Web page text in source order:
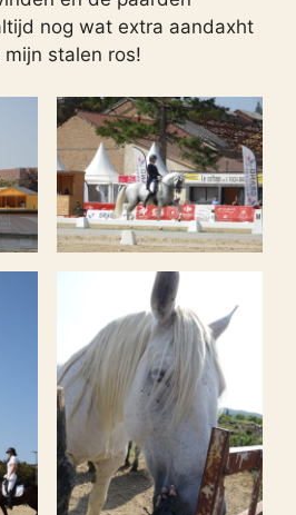
nog wat extra aandaxht
stalen ros!